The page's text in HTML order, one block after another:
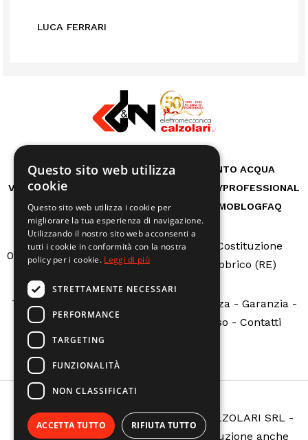
LUCA FERRARI
RICAMBI CASA AUTO E BICITRATTAMENTO ACQUA
VITA ALL'APERTO
HOBBYPROFESSIONAL
MACCHINE A NOLEGGIOSERVIZI CHI SIAMOBLOGFAQ
0522665507 info@calzolarire.it
Via Della Costituzione
N.162 - Fabbrico (RE)
Termini e condizioni Servizio assistenza- Garanzia-
Sovvenzioni pubbliche
Richiedi reso - Contatti
Copyright © ELETTROMECCANICA CALZOLARI SRL -
All rights reserved. È vietata la riproduzione anche
Questo sito web utilizza
cookie
Questo sito web utilizza i cookie per
migliorare la tua esperienza di navigazione.
Utilizzando il nostro sito web acconsenti a
tutti i cookie in conformità con la nostra
policy per i cookie. Leggi di più
STRETTAMENTE NECESSARI
PERFORMANCE
TARGETING
FUNZIONALITÀ
NON CLASSIFICATI
ACCETTA TUTTO RIFIUTA TUTTO